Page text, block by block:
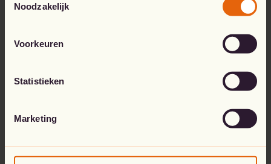
Noodzakelijk
Voorkeuren
Statistieken
Marketing